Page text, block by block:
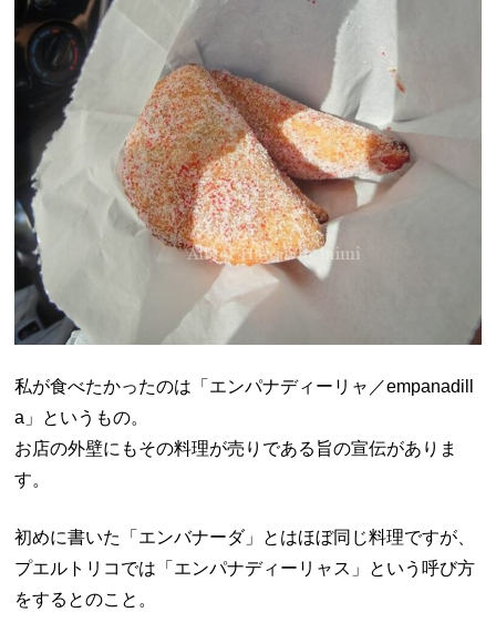
私が食べたかったのは「エンパナディーリャ／empanadill
a」というもの。
お店の外壁にもその料理が売りである旨の宣伝がありま
す。
初めに書いた「エンバナーダ」とはほぼ同じ料理ですが、
プエルトリコでは「エンパナディーリャス」という呼び方
をするとのこと。